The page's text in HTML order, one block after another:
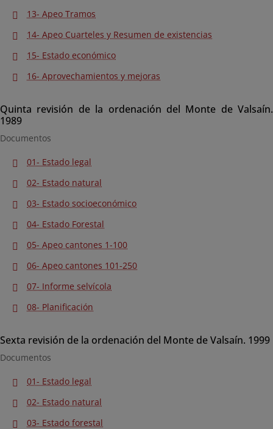
13- Apeo Tramos
14- Apeo Cuarteles y Resumen de existencias
15- Estado económico
16- Aprovechamientos y mejoras
Quinta revisión de la ordenación del Monte de Valsaín.
1989
Documentos
01- Estado legal
02- Estado natural
03- Estado socioeconómico
04- Estado Forestal
05- Apeo cantones 1-100
06- Apeo cantones 101-250
07- Informe selvícola
08- Planificación
Sexta revisión de la ordenación del Monte de Valsaín. 1999
Documentos
01- Estado legal
02- Estado natural
03- Estado forestal